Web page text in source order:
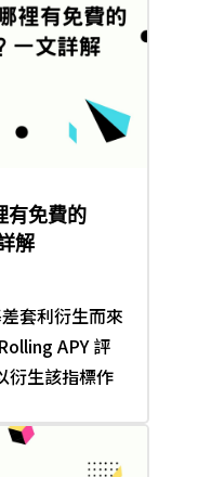
有免費的
解
套利衍生而來
APY 評
衍生該指標作